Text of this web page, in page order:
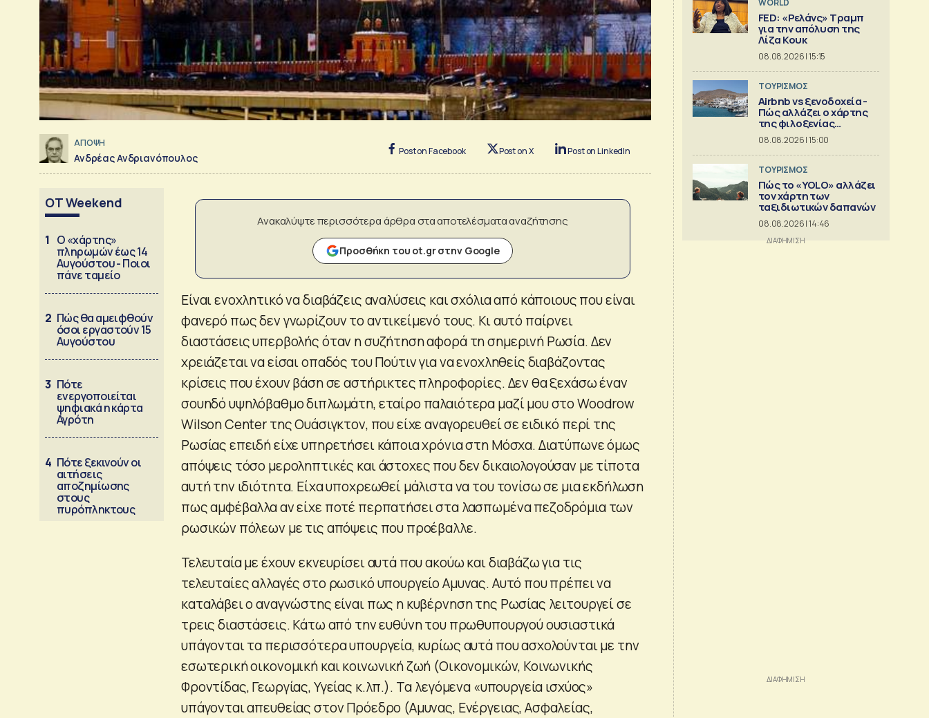
ΑΠΟΨΗ
Ανδρέας Ανδριανόπουλος
Post on Facebook Post on X Post on LinkedIn
OT Weekend
1 Ο «χάρτης»
πληρωμών έως 14
Αυγούστου - Ποιοι
πάνε ταμείο
2 Πώς θα αμειφθούν
όσοι εργαστούν 15
Αυγούστου
3 Πότε
ενεργοποιείται
ψηφιακά η κάρτα
Αγρότη
4 Πότε ξεκινούν οι
αιτήσεις
αποζημίωσης
στους
πυρόπληκτους
Ανακαλύψτε περισσότερα άρθρα στα αποτελέσματα αναζήτησης
Προσθήκη του ot.gr στην Google
Είναι ενοχλητικό να διαβάζεις αναλύσεις και σχόλια από κάποιους που είναι
φανερό πως δεν γνωρίζουν το αντικείμενό τους. Κι αυτό παίρνει
διαστάσεις υπερβολής όταν η συζήτηση αφορά τη σημερινή Ρωσία. Δεν
χρειάζεται να είσαι οπαδός του Πούτιν για να ενοχληθείς διαβάζοντας
κρίσεις που έχουν βάση σε αστήρικτες πληροφορίες. Δεν θα ξεχάσω έναν
σουηδό υψηλόβαθμο διπλωμάτη, εταίρο παλαιότερα μαζί μου στο Woodrow
Wilson Center της Ουάσιγκτον, που είχε αναγορευθεί σε ειδικό περί της
Ρωσίας επειδή είχε υπηρετήσει κάποια χρόνια στη Μόσχα. Διατύπωνε όμως
απόψεις τόσο μεροληπτικές και άστοχες που δεν δικαιολογούσαν με τίποτα
αυτή την ιδιότητα. Είχα υποχρεωθεί μάλιστα να του τονίσω σε μια εκδήλωση
πως αμφέβαλλα αν είχε ποτέ περπατήσει στα λασπωμένα πεζοδρόμια των
ρωσικών πόλεων με τις απόψεις που προέβαλλε.
Τελευταία με έχουν εκνευρίσει αυτά που ακούω και διαβάζω για τις
τελευταίες αλλαγές στο ρωσικό υπουργείο Αμυνας. Αυτό που πρέπει να
καταλάβει ο αναγνώστης είναι πως η κυβέρνηση της Ρωσίας λειτουργεί σε
τρεις διαστάσεις. Κάτω από την ευθύνη του πρωθυπουργού ουσιαστικά
υπάγονται τα περισσότερα υπουργεία, κυρίως αυτά που ασχολούνται με την
εσωτερική οικονομική και κοινωνική ζωή (Οικονομικών, Κοινωνικής
Φροντίδας, Γεωργίας, Υγείας κ.λπ.). Tα λεγόμενα «υπουργεία ισχύος»
υπάγονται απευθείας στον Πρόεδρο (Αμυνας, Ενέργειας, Ασφαλείας,
WORLD
FED: «Ρελάνς» Τραμπ
για την απόλυση της
Λίζα Κουκ
08.08.2026 | 15:15
ΤΟΥΡΙΣΜΟΣ
Airbnb vs ξενοδοχεία -
Πώς αλλάζει ο χάρτης
της φιλοξενίας
[γραφήματα]
08.08.2026 | 15:00
ΤΟΥΡΙΣΜΟΣ
Πώς το «YOLO» αλλάζει
τον χάρτη των
ταξιδιωτικών δαπανών
08.08.2026 | 14:46